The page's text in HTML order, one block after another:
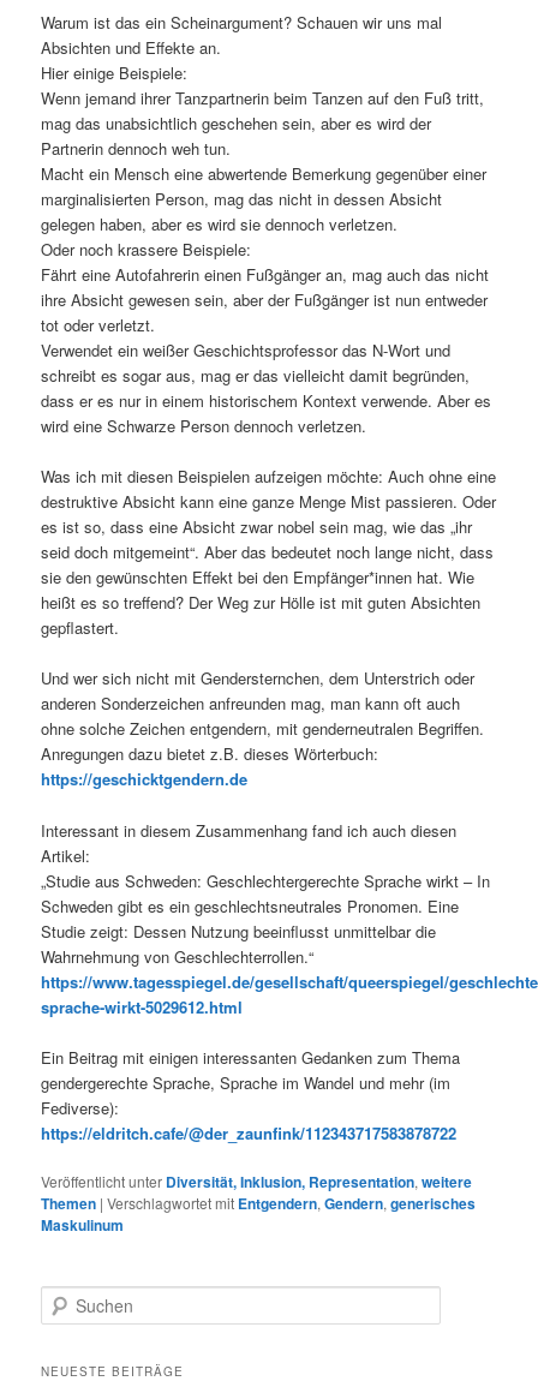
Warum ist das ein Scheinargument? Schauen wir uns mal
Absichten und Effekte an.
Hier einige Beispiele:
Wenn jemand ihrer Tanzpartnerin beim Tanzen auf den Fuß tritt,
mag das unabsichtlich geschehen sein, aber es wird der
Partnerin dennoch weh tun.
Macht ein Mensch eine abwertende Bemerkung gegenüber einer
marginalisierten Person, mag das nicht in dessen Absicht
gelegen haben, aber es wird sie dennoch verletzen.
Oder noch krassere Beispiele:
Fährt eine Autofahrerin einen Fußgänger an, mag auch das nicht
ihre Absicht gewesen sein, aber der Fußgänger ist nun entweder
tot oder verletzt.
Verwendet ein weißer Geschichtsprofessor das N-Wort und
schreibt es sogar aus, mag er das vielleicht damit begründen,
dass er es nur in einem historischem Kontext verwende. Aber es
wird eine Schwarze Person dennoch verletzen.
Was ich mit diesen Beispielen aufzeigen möchte: Auch ohne eine
destruktive Absicht kann eine ganze Menge Mist passieren. Oder
es ist so, dass eine Absicht zwar nobel sein mag, wie das „ihr
seid doch mitgemeint“. Aber das bedeutet noch lange nicht, dass
sie den gewünschten Effekt bei den Empfänger*innen hat. Wie
heißt es so treffend? Der Weg zur Hölle ist mit guten Absichten
gepflastert.
Und wer sich nicht mit Gendersternchen, dem Unterstrich oder
anderen Sonderzeichen anfreunden mag, man kann oft auch
ohne solche Zeichen entgendern, mit genderneutralen Begriffen.
Anregungen dazu bietet z.B. dieses Wörterbuch:
https://geschicktgendern.de
Interessant in diesem Zusammenhang fand ich auch diesen
Artikel:
„Studie aus Schweden: Geschlechtergerechte Sprache wirkt – In
Schweden gibt es ein geschlechtsneutrales Pronomen. Eine
Studie zeigt: Dessen Nutzung beeinflusst unmittelbar die
Wahrnehmung von Geschlechterrollen.“
https://www.tagesspiegel.de/gesellschaft/queerspiegel/
sprache-wirkt-5029612.html
Ein Beitrag mit einigen interessanten Gedanken zum Thema
gendergerechte Sprache, Sprache im Wandel und mehr (im
Fediverse):
https://eldritch.cafe/@der_zaunfink/112343717583878722
Veröffentlicht unter Diversität, Inklusion, Representation,weitere
Themen |Verschlagwortet mit Entgendern,Gendern,generisches
Maskulinum
u
h
NEUESTE BEITRÄGE